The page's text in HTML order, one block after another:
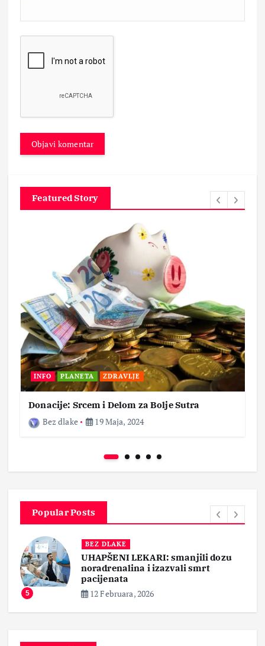
Featured Story
INFO PLANETA ZDRAVLJE
Donacije: Srcem i Delom za Bolje Sutra
Bez dlake
19 Maja, 2024
Popular Posts
5
BEZ DLAKE
UHAPŠENI LEKARI: smanjili dozu
noradrenalina i izazvali smrt
pacijenata
12 Februara, 2026